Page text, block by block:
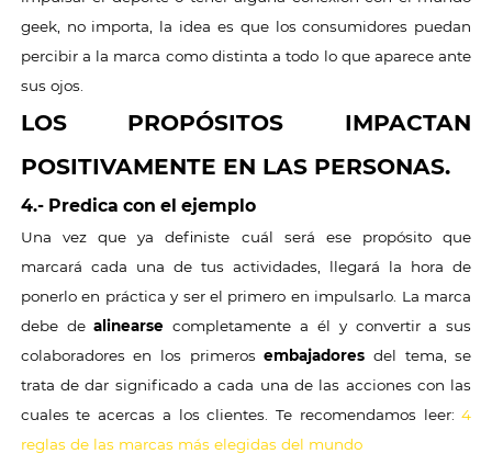
geek, no importa, la idea es que los consumidores puedan
percibir a la marca como distinta a todo lo que aparece ante
sus ojos.
LOS PROPÓSITOS IMPACTAN
POSITIVAMENTE EN LAS PERSONAS.
4.- Predica con el ejemplo
Una vez que ya definiste cuál será ese propósito que
marcará cada una de tus actividades, llegará la hora de
ponerlo en práctica y ser el primero en impulsarlo. La marca
debe dealinearse completamente a él y convertir a sus
colaboradores en los primeros embajadores del tema, se
trata de dar significado a cada una de las acciones con las
cuales te acercas a los clientes. Te recomendamos leer:4
reglas de las marcas más elegidas del mundo